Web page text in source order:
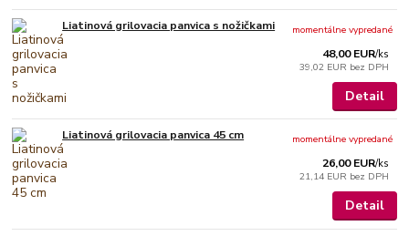
Liatinová grilovacia panvica s nožičkami
48,00 EUR/ks
39,02 EUR bez DPH
momentálne vypredané
Detail
Liatinová grilovacia panvica 45 cm
26,00 EUR/ks
21,14 EUR bez DPH
momentálne vypredané
Detail